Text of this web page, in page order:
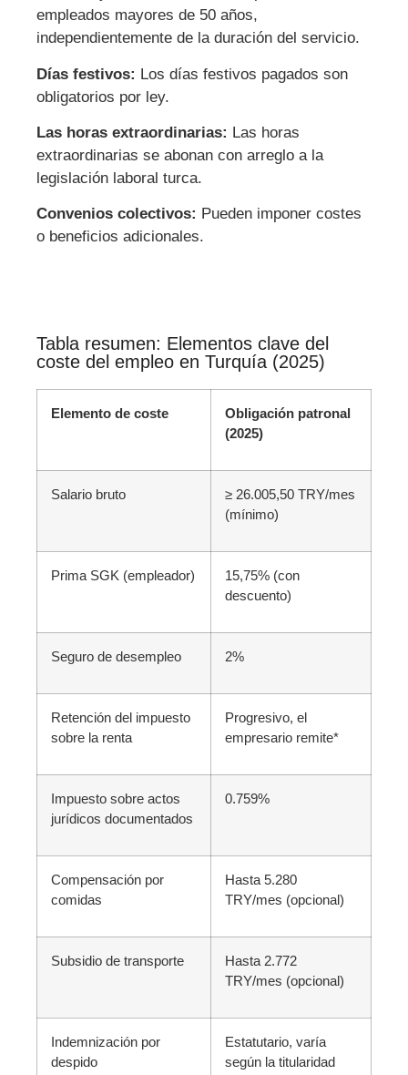
empleados mayores de 50 años,
independientemente de la duración del servicio.
Días festivos: Los días festivos pagados son
obligatorios por ley.
Las horas extraordinarias: Las horas
extraordinarias se abonan con arreglo a la
legislación laboral turca.
Convenios colectivos: Pueden imponer costes
o beneficios adicionales.
Tabla resumen: Elementos clave del
coste del empleo en Turquía (2025)
Elemento de coste
Obligación patronal
(2025)
Salario bruto
≥ 26.005,50 TRY/mes
(mínimo)
Prima SGK (empleador)
15,75% (con
descuento)
Seguro de desempleo 2%
Retención del impuesto
sobre la renta
Progresivo, el
empresario remite*
Impuesto sobre actos
jurídicos documentados
0.759%
Compensación por
comidas
Hasta 5.280
TRY/mes (opcional)
Subsidio de transporte
Hasta 2.772
TRY/mes (opcional)
Indemnización por
despido
Estatutario, varía
según la titularidad